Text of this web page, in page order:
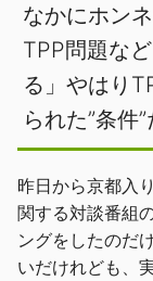
なかにホン
TPP問題な
る」やはり
られた”条件”
昨日から京都入
関する対談番組
ングをしたのだ
いだけれども、